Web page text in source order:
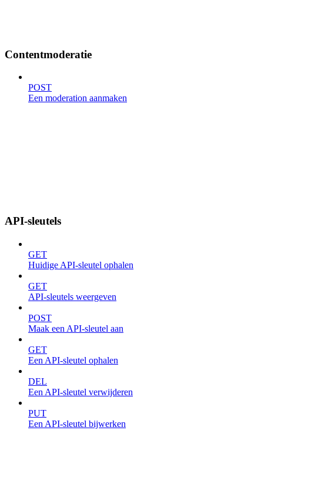
Contentmoderatie
POST
Een moderation aanmaken
API-sleutels
GET
Huidige API-sleutel ophalen
GET
API-sleutels weergeven
POST
Maak een API-sleutel aan
GET
Een API-sleutel ophalen
DEL
Een API-sleutel verwijderen
PUT
Een API-sleutel bijwerken